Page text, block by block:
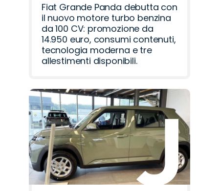
Fiat Grande Panda debutta con
il nuovo motore turbo benzina
da 100 CV: promozione da
14.950 euro, consumi contenuti,
tecnologia moderna e tre
allestimenti disponibili.